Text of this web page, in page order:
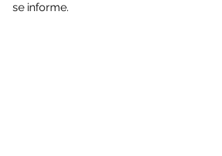
se informe.